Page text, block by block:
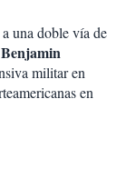
una doble vía de
Benjamin
militar en
en